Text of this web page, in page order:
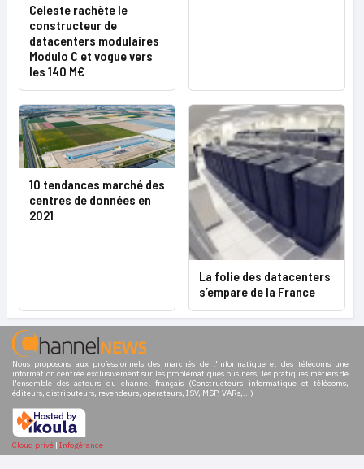
Celeste rachète le
constructeur de
datacenters modulaires
Modulo C et vogue vers
les 140 M€
10 tendances marché des
centres de données en
2021
La folie des datacenters
s’empare de la France
Nous proposons aux professionnels des marchés de l'informatique et des télécoms une
information centrée exclusivement sur les problématiques business, les pratiques métiers de
l'ensemble des acteurs du channel français (Constructeurs informatique et télécoms,
éditeurs, distributeurs, revendeurs, opérateurs, ISV, MSP, VARs,...)
Cloud privé | Infogérance